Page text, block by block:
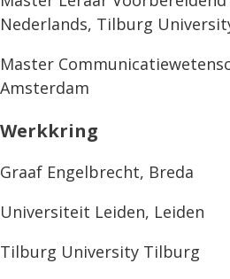
Nederlands, Tilburg
Master
Amsterdam
Werkkring
Graaf Engelbrecht, Breda
Universiteit Leiden, Leiden
Tilburg University Tilburg